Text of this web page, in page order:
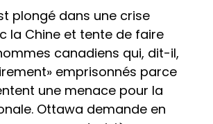
plongé dans une crise
la Chine et tente de faire
canadiens qui, dit-il,
emprisonnés parce
une menace pour la
Ottawa demande en